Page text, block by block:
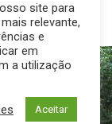
site para
relevante,
e
em
a utilização
Aceitar